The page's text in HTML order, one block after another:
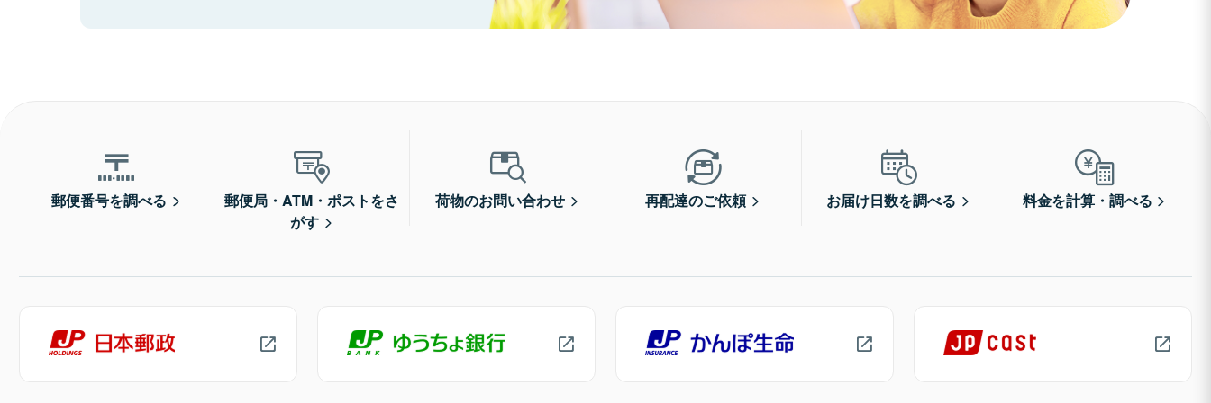
郵便番号を調べる
郵便局・ATM・ポストをさ
がす
荷物のお問い合わせ 再配達のご依頼 お届け日数を調べる 料金を計算・調べる